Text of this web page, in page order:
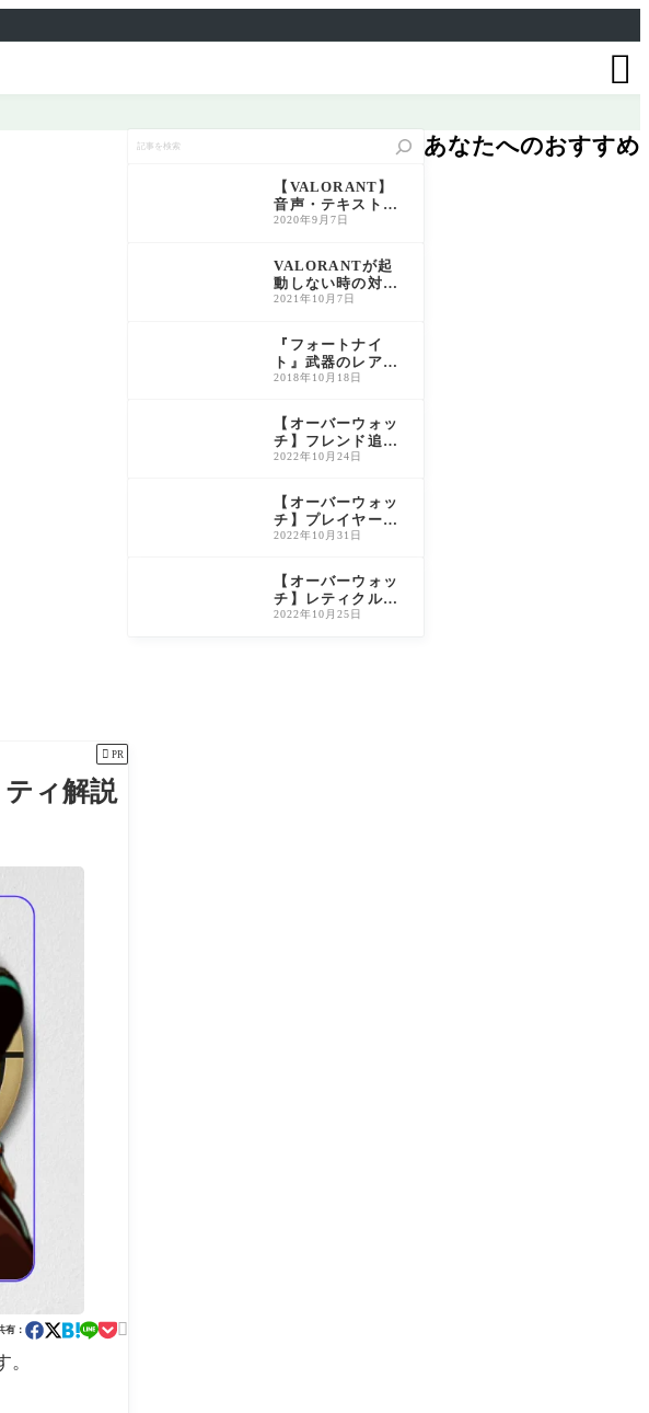

 PR
ティ解説
有：

【VALORANT】
音声・テキスト言
語の変更方法につ
ラント】
2020年9月7日
VALORANTが起
動しない時の対処
法｜VAN9001/VA
26年最新】
2021年10月7日
『フォートナイ
ト』武器のレアリ
ティ一覧と特徴解
＆おすすめ活用法
2018年10月18日
【オーバーウォッ
チ】フレンド追加
方法｜BATTLETA
説
2022年10月24日
【オーバーウォッ
チ】プレイヤー称
号の入手方法・解
W2対応）
2022年10月31日
【オーバーウォッ
チ】レティクルの
変更方法と初心者
2022年10月25日
あなたへのおすすめ